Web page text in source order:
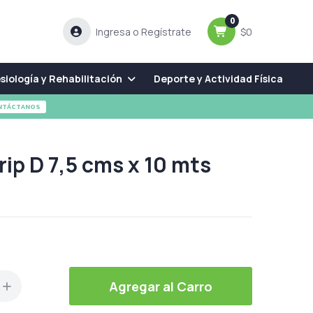
Ingresa o Regístrate
0
$0
y Rehabilitación Deporte y Actividad Física
D 7,5 cms x 10 mts
Agregar al Carro